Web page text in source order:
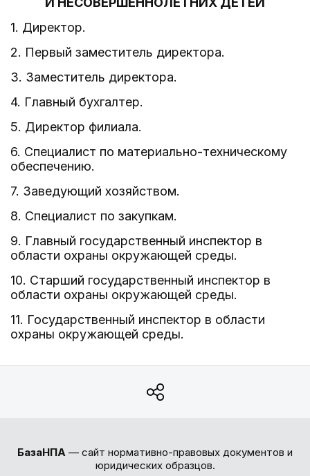
1. Директор.
2. Первый заместитель директора.
3. Заместитель директора.
4. Главный бухгалтер.
5. Директор филиала.
6. Специалист по материально-техническому
обеспечению.
7. Заведующий хозяйством.
8. Специалист по закупкам.
9. Главный государственный инспектор в
области охраны окружающей среды.
10. Старший государственный инспектор в
области охраны окружающей среды.
11. Государственный инспектор в области
охраны окружающей среды.
БазаНПА — сайт нормативно-правовых документов и
юридических образцов.